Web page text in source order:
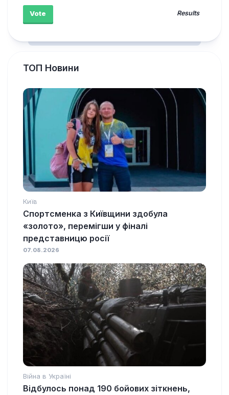
Results
ТОП Новини
Київ
Спортсменка з Київщини здобула
«золото», перемігши у фіналі
представницю росії
07.08.2026
Війна в Україні
Відбулось понад 190 бойових зіткнень,